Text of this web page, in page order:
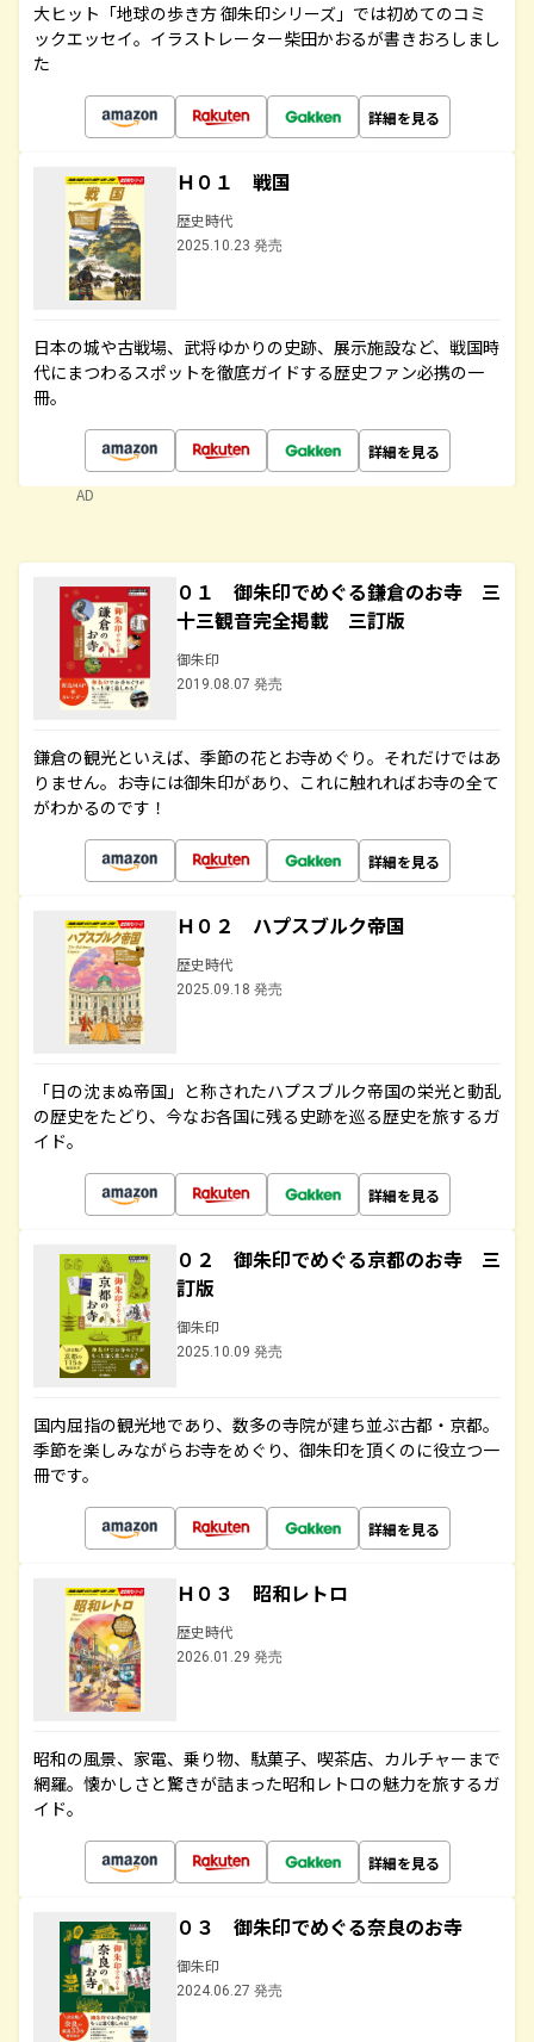
大ヒット「地球の歩き方 御朱印シリーズ」では初めてのコミ
ックエッセイ。イラストレーター柴田かおるが書きおろしまし
た
詳細を見る
Ｈ０１ 戦国
歴史時代
2025.10.23 発売
日本の城や古戦場、武将ゆかりの史跡、展示施設など、戦国時
代にまつわるスポットを徹底ガイドする歴史ファン必携の一
冊。
詳細を見る
AD
０１ 御朱印でめぐる鎌倉のお寺 三
十三観音完全掲載 三訂版
御朱印
2019.08.07 発売
鎌倉の観光といえば、季節の花とお寺めぐり。それだけではあ
りません。お寺には御朱印があり、これに触れればお寺の全て
がわかるのです！
詳細を見る
Ｈ０２ ハプスブルク帝国
歴史時代
2025.09.18 発売
「日の沈まぬ帝国」と称されたハプスブルク帝国の栄光と動乱
の歴史をたどり、今なお各国に残る史跡を巡る歴史を旅するガ
イド。
詳細を見る
０２ 御朱印でめぐる京都のお寺 三
訂版
御朱印
2025.10.09 発売
国内屈指の観光地であり、数多の寺院が建ち並ぶ古都・京都。
季節を楽しみながらお寺をめぐり、御朱印を頂くのに役立つ一
冊です。
詳細を見る
Ｈ０３ 昭和レトロ
歴史時代
2026.01.29 発売
昭和の風景、家電、乗り物、駄菓子、喫茶店、カルチャーまで
網羅。懐かしさと驚きが詰まった昭和レトロの魅力を旅するガ
イド。
詳細を見る
０３ 御朱印でめぐる奈良のお寺
御朱印
2024.06.27 発売